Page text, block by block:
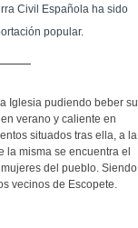
Civil Española ha sido
popular.
Iglesia pudiendo beber su
verano y caliente en
situados tras ella, a la
la misma se encuentra el
del pueblo. Siendo
vecinos de Escopete.